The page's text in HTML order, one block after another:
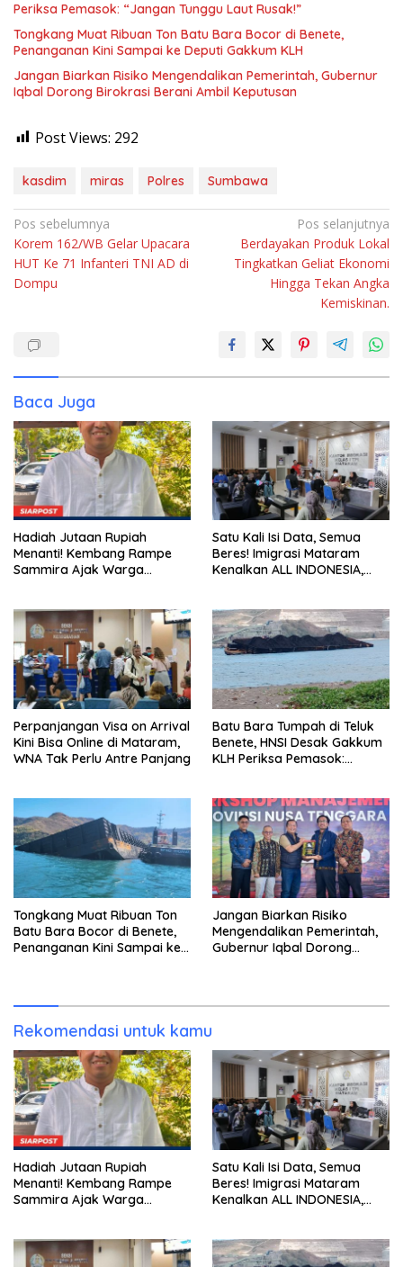
Periksa Pemasok: “Jangan Tunggu Laut Rusak!”
Tongkang Muat Ribuan Ton Batu Bara Bocor di Benete,
Penanganan Kini Sampai ke Deputi Gakkum KLH
Jangan Biarkan Risiko Mengendalikan Pemerintah, Gubernur
Iqbal Dorong Birokrasi Berani Ambil Keputusan
Post Views: 292
kasdim miras Polres Sumbawa
Navigasi
pos
Pos sebelumnya
Korem 162/WB Gelar Upacara
HUT Ke 71 Infanteri TNI AD di
Dompu
Pos selanjutnya
Berdayakan Produk Lokal
Tingkatkan Geliat Ekonomi
Hingga Tekan Angka
Kemiskinan.
Baca Juga
Hadiah Jutaan Rupiah
Menanti! Kembang Rampe
Sammira Ajak Warga
Satu Kali Isi Data, Semua
Beres! Imigrasi Mataram
Kenalkan ALL INDONESIA,
Internasional
Perpanjangan Visa on Arrival
Kini Bisa Online di Mataram,
WNA Tak Perlu Antre Panjang
Batu Bara Tumpah di Teluk
Benete, HNSI Desak Gakkum
KLH Periksa Pemasok:
Tongkang Muat Ribuan Ton
Batu Bara Bocor di Benete,
Penanganan Kini Sampai ke
Jangan Biarkan Risiko
Mengendalikan Pemerintah,
Gubernur Iqbal Dorong
Rekomendasi untuk kamu
Hadiah Jutaan Rupiah
Menanti! Kembang Rampe
Sammira Ajak Warga
Satu Kali Isi Data, Semua
Beres! Imigrasi Mataram
Kenalkan ALL INDONESIA,
Internasional